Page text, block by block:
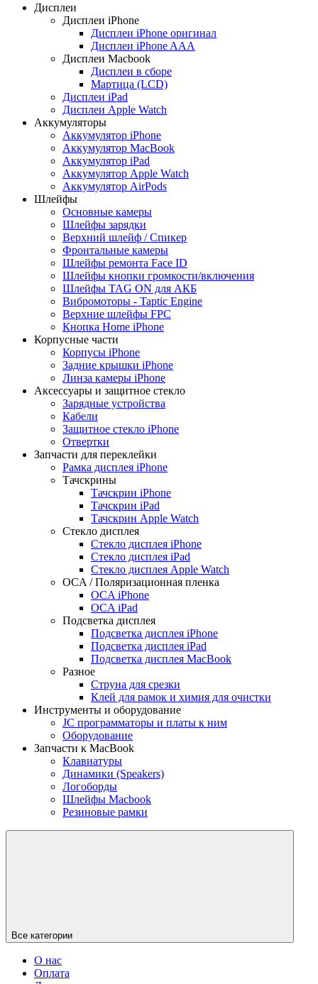
Дисплеи
Дисплеи iPhone
Дисплеи iPhone оригинал
Дисплеи iPhone AAA
Дисплеи Macbook
Дисплеи в сборе
Мартица (LCD)
Дисплеи iPad
Дисплеи Apple Watch
Аккумуляторы
Аккумулятор iPhone
Аккумулятор MacBook
Аккумулятор iPad
Аккумулятор Apple Watch
Аккумулятор AirPods
Шлейфы
Основные камеры
Шлейфы зарядки
Верхний шлейф / Спикер
Фронтальные камеры
Шлейфы ремонта Face ID
Шлейфы кнопки громкости/включения
Шлейфы TAG ON для АКБ
Вибромоторы - Taptic Engine
Верхние шлейфы FPC
Кнопка Home iPhone
Корпусные части
Корпусы iPhone
Задние крышки iPhone
Линза камеры iPhone
Аксессуары и защитное стекло
Зарядные устройства
Кабели
Защитное стекло iPhone
Отвертки
Запчасти для переклейки
Рамка дисплея iPhone
Тачскрины
Тачскрин iPhone
Тачскрин iPad
Тачскрин Apple Watch
Стекло дисплея
Стекло дисплея iPhone
Стекло дисплея iPad
Стекло дисплея Apple Watch
OCA / Поляризационная пленка
OCA iPhone
OCA iPad
Подсветка дисплея
Подсветка дисплея iPhone
Подсветка дисплея iPad
Подсветка дисплея MacBook
Разное
Струна для срезки
Клей для рамок и химия для очистки
Инструменты и оборудование
JC программаторы и платы к ним
Оборудование
Запчасти к MacBook
Клавиатуры
Динамики (Speakers)
Логоборды
Шлейфы Macbook
Резиновые рамки
Все категории
О нас
Оплата